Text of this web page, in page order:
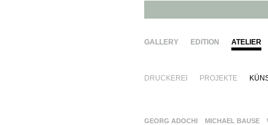
GALLERY EDITION ATELIER
DRUCKEREI PROJEKTE
GEORG ADOCHI MICHAEL BAUSE